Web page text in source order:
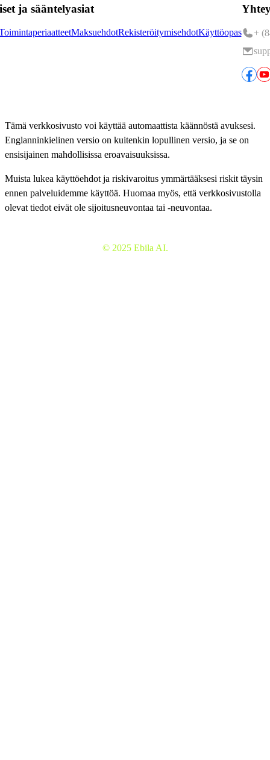
ja sääntelyasiat
MaksuehdotRekisteröitymisehdotKäyttöopas
+
Tämä verkkosivusto voi käyttää automaattista käännöstä avuksesi.
Englanninkielinen versio on kuitenkin lopullinen versio, ja se on
ensisijainen mahdollisissa eroavaisuuksissa.
Muista lukea käyttöehdot ja riskivaroitus ymmärtääksesi riskit täysin
ennen palveluidemme käyttöä. Huomaa myös, että verkkosivustolla
olevat tiedot eivät ole sijoitusneuvontaa tai -neuvontaa.
© 2025 Ebila AI.